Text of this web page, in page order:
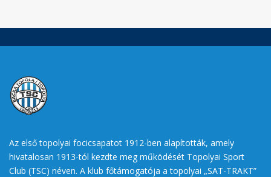
Az első topolyai focicsapatot 1912-ben alapították, amely
hivatalosan 1913-tól kezdte meg működését Topolyai Sport
Club (TSC) néven. A klub főtámogatója a topolyai „SAT-TRAKT”